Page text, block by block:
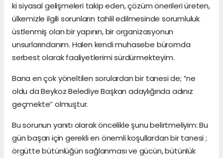
ki siyasal gelişmeleri takip eden, çözüm önerileri üreten,
ülkemizle ilgili sorunların tahlil edilmesinde sorumluluk
üstlenmiş olan bir yapının, bir organizasyonun
unsurlarındanım. Halen kendi muhasebe büromda
serbest olarak faaliyetlerimi sürdürmekteyim.
Bana en çok yöneltilen sorulardan bir tanesi de; ‘’ne
oldu da Beykoz Belediye Başkan adaylığında adınız
geçmekte’’ olmuştur.
Bu sorunun yanıtı olarak öncelikle şunu belirtmeliyim: Bu
gün başarı için gerekli en önemli koşullardan bir tanesi ;
örgütte bütünlüğün sağlanması ve gücün, bütünlük